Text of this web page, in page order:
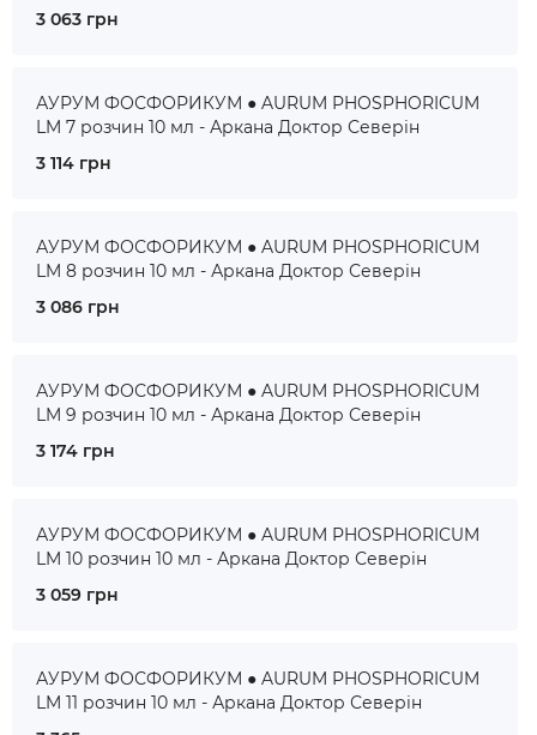
3 063 грн
АУРУМ ФОСФОРИКУМ ● AURUM PHOSPHORICUM
LM 7 розчин 10 мл - Аркана Доктор Северін
3 114 грн
АУРУМ ФОСФОРИКУМ ● AURUM PHOSPHORICUM
LM 8 розчин 10 мл - Аркана Доктор Северін
3 086 грн
АУРУМ ФОСФОРИКУМ ● AURUM PHOSPHORICUM
LM 9 розчин 10 мл - Аркана Доктор Северін
3 174 грн
АУРУМ ФОСФОРИКУМ ● AURUM PHOSPHORICUM
LM 10 розчин 10 мл - Аркана Доктор Северін
3 059 грн
АУРУМ ФОСФОРИКУМ ● AURUM PHOSPHORICUM
LM 11 розчин 10 мл - Аркана Доктор Северін